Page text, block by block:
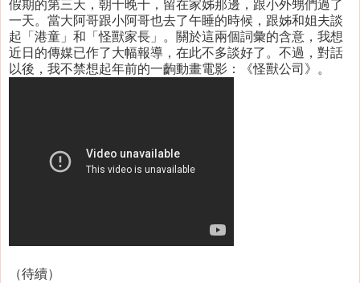
假期的第三天，朝十晚十，留在家姊那邊，跟小外甥們過了
一天。當大阿哥跟小阿哥也去了午睡的時候，跟姊和姐夫談
起「港童」和「怪獸家長」。關於這兩個詞彙的含意，我想
近日的傳媒已作了大幅報導，在此不多談好了。不過，對話
以後，我不禁想起年前的一齣動畫電影：《怪獸公司》。
（待續）